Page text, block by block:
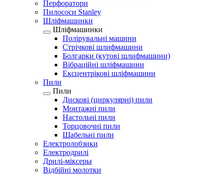
Перфоратори
Пилососи Stanley
Шліфмашинки
Шліфмашинки
Полірувальні машини
Стрічкові шлифмашини
Болгарки (кутові шлифмашини)
Вібраційні шліфмашини
Ексцентрікові шліфмашини
Пили
Пили
Дискові (циркулярні) пили
Монтажні пили
Настольні пили
Торцовочні пили
Шабельні пили
Електролобзики
Електродрилі
Дрилі-міксеры
Відбійні молотки